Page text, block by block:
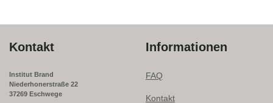
Kontakt
Institut Brand
Niederhonerstraße 22
37269 Eschwege
Informationen
FAQ
Kontakt